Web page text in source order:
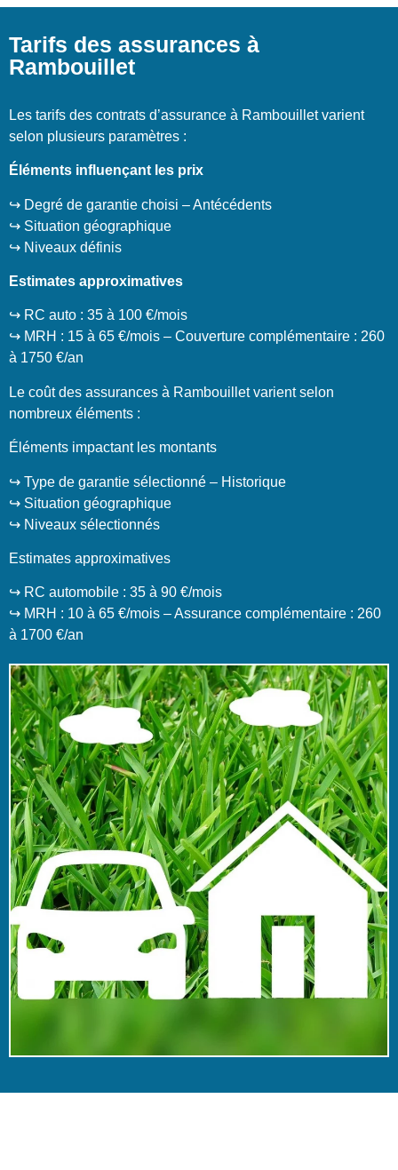
Tarifs des assurances à
Rambouillet
Les tarifs des contrats d’assurance à Rambouillet varient
selon plusieurs paramètres :
Éléments influençant les prix
↪️ Degré de garantie choisi – Antécédents
↪️ Situation géographique
↪️ Niveaux définis
Estimates approximatives
↪️ RC auto : 35 à 100 €/mois
↪️ MRH : 15 à 65 €/mois – Couverture complémentaire : 260
à 1750 €/an
Le coût des assurances à Rambouillet varient selon
nombreux éléments :
Éléments impactant les montants
↪️ Type de garantie sélectionné – Historique
↪️ Situation géographique
↪️ Niveaux sélectionnés
Estimates approximatives
↪️ RC automobile : 35 à 90 €/mois
↪️ MRH : 10 à 65 €/mois – Assurance complémentaire : 260
à 1700 €/an